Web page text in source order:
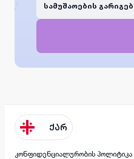
სამუშაოების
ქარ
კონფიდენციალურობის პოლიტიკა